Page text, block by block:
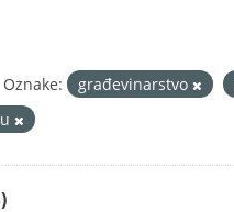
Oznake: građevinarstvo